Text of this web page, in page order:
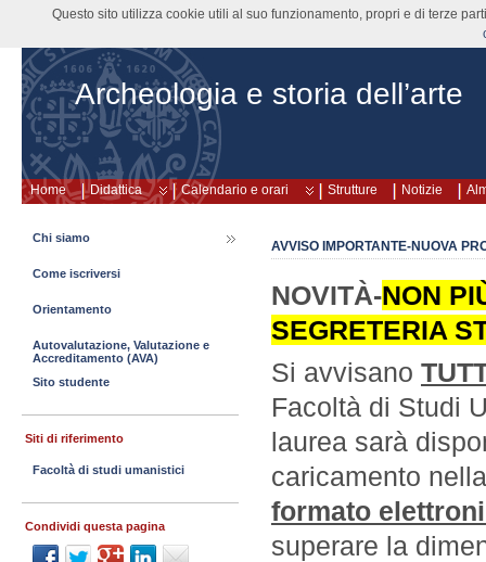
Archeologia e storia dell’arte
Home Didattica Calendario e orari Strutture Notizie
AVVISO IMPORTANTE-NUOVA
NOVITÀ-NON
SEGRETERIA
Si avvisano
Facoltà di Studi
laurea sarà
caricamento
formato
superare la
Chi siamo
Come iscriversi
Orientamento
Autovalutazione, Valutazione e
Accreditamento (AVA)
Sito studente
Siti di riferimento
Facoltà di studi umanistici
Condividi questa pagina
Questo sito utilizza cookie utili al suo funzionamento, propri e di terze